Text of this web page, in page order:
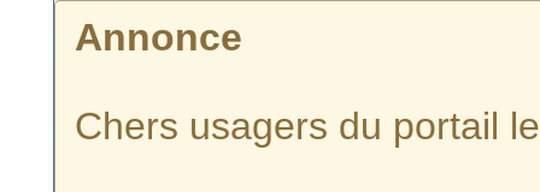
Annonce
Chers usagers du portail